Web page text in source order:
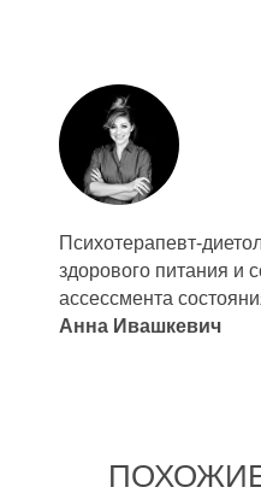
Психотерапевт-
здорового питания и
ассессмента
Анна Ивашкевич